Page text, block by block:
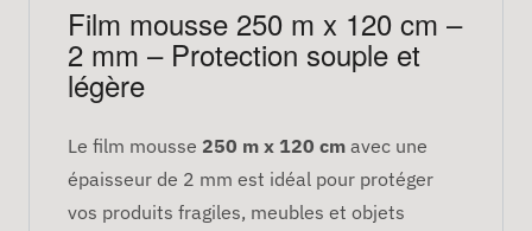
Film mousse 250 m x 120 cm –
2 mm – Protection souple et
légère
Le film mousse 250 m x 120 cm avec une
épaisseur de 2 mm est idéal pour protéger
vos produits fragiles, meubles et objets